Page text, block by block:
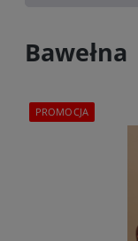
Bawełna
PROMOCJA